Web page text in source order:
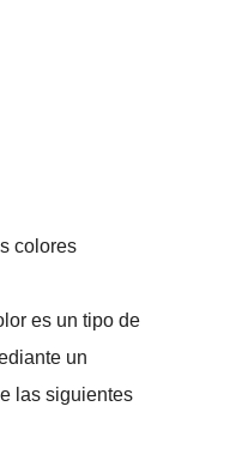
colores
es un tipo de
un
las siguientes